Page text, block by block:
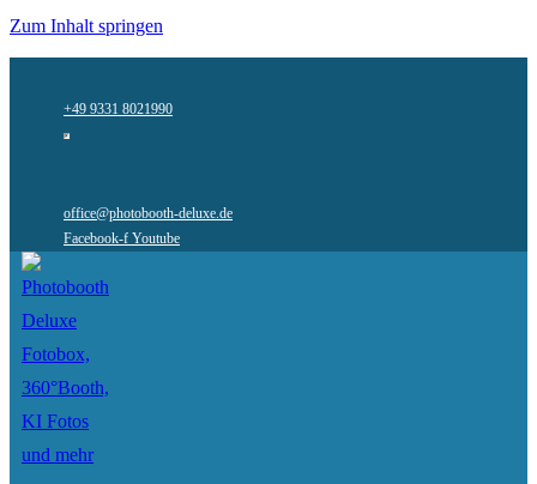
Zum Inhalt springen
+49 9331 8021990
office@photobooth-deluxe.de
Facebook-f Youtube